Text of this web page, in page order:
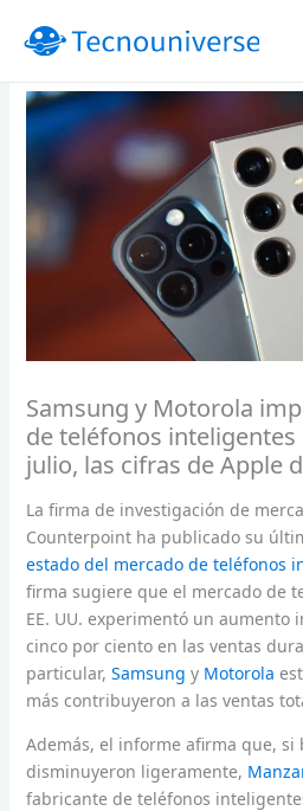
Samsung y Motorola
de teléfonos inteligentes
julio, las cifras de Apple
La firma de investigación de
Counterpoint ha publicado su
estado del mercado de teléfonos
firma sugiere que el mercado de
EE. UU. experimentó un
cinco por ciento en las ventas
particular, Samsung y Motorola
más contribuyeron a las ventas
Además, el informe afirma que, si
disminuyeron ligeramente,
fabricante de teléfonos